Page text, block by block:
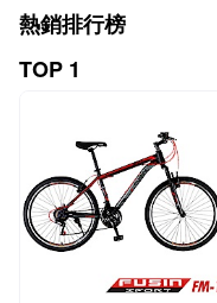
熱銷排行榜
TOP 1